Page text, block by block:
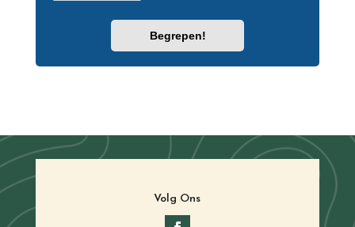
Volg Ons